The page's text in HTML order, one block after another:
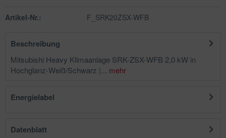
Artikel-Nr.: F_SRK20ZSX-WFB
Beschreibung
Mitsubishi Heavy Klimaanlage SRK-ZSX-WFB 2,0 kW in
Hochglanz-Weiß/Schwarz |... mehr
Energielabel
Datenblatt